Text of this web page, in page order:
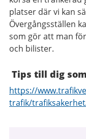
platser där vi kan
Övergångsställen
som gör att man
och bilister.
Tips till dig
https://
trafik/